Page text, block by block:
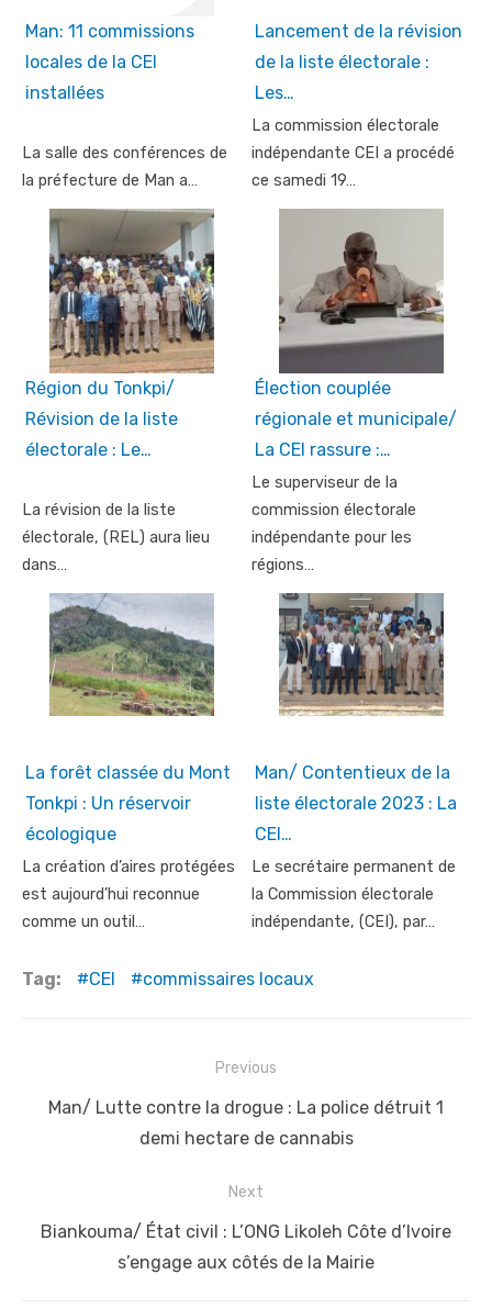
Man: 11 commissions
locales de la CEI
installées
La salle des conférences de
la préfecture de Man a…
Lancement de la révision
de la liste électorale :
Les…
La commission électorale
indépendante CEI a procédé
ce samedi 19…
Région du Tonkpi/
Révision de la liste
électorale : Le…
La révision de la liste
électorale, (REL) aura lieu
dans…
Élection couplée
régionale et municipale/
La CEI rassure :…
Le superviseur de la
commission électorale
indépendante pour les
régions…
La forêt classée du Mont
Tonkpi : Un réservoir
écologique
La création d’aires protégées
est aujourd’hui reconnue
comme un outil…
Man/ Contentieux de la
liste électorale 2023 : La
CEI…
Le secrétaire permanent de
la Commission électorale
indépendante, (CEI), par…
Tag: CEI commissaires locaux
navigation
Previous
Previous
Man/ Lutte contre la drogue : La police détruit 1
demi hectare de cannabis
Next
Next
Biankouma/ État civil : L’ONG Likoleh Côte d’Ivoire
s’engage aux côtés de la Mairie